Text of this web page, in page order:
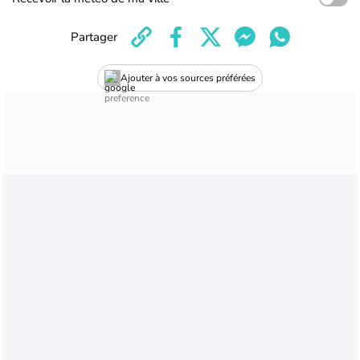
Ajouter à vos sources préférées
Partager